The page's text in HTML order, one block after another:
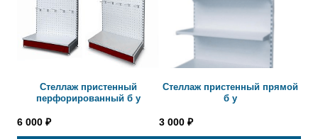
Стеллаж пристенный
перфорированный б у
6 000 ₽
Стеллаж пристенный прямой
б у
3 000 ₽